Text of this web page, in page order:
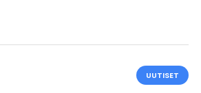
UUTISET